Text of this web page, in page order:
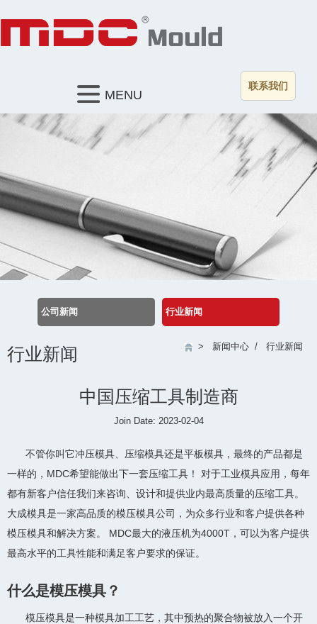
联系我们
MENU
公司新闻 行业新闻
行业新闻 > 新闻中心 / 行业新闻
中国压缩工具制造商
Join Date: 2023-02-04
不管你叫它冲压模具、压缩模具还是平板模具，最终的产品都是
一样的，MDC希望能做出下一套压缩工具！ 对于工业模具应用，每年
都有新客户信任我们来咨询、设计和提供业内最高质量的压缩工具。
大成模具是一家高品质的模压模具公司，为众多行业和客户提供各种
模压模具和解决方案。 MDC最大的液压机为4000T，可以为客户提供
最高水平的工具性能和满足客户要求的保证。
什么是模压模具？
模压模具是一种模具加工工艺，其中预热的聚合物被放入一个开